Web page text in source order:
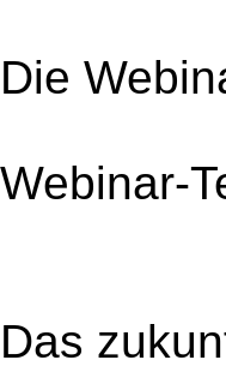
Die
Webinar-
Das